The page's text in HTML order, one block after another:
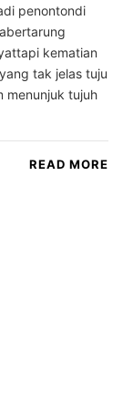
penontondi
kematian
tak jelas tuju
menunjuk tujuh
READ MORE